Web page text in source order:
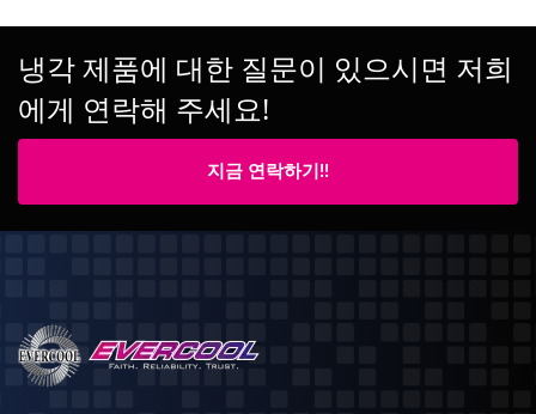
냉각 제품에 대한 질문이 있으시면 저희
에게 연락해 주세요!
지금 연락하기!!